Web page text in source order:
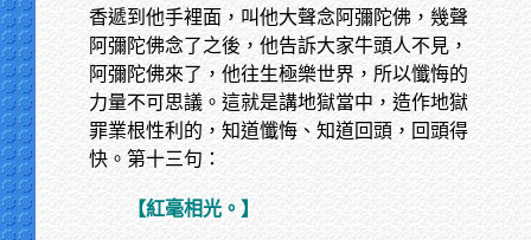
香遞到他手裡面，叫他大聲念阿彌陀佛，幾聲
阿彌陀佛念了之後，他告訴大家牛頭人不見，
阿彌陀佛來了，他往生極樂世界，所以懺悔的
力量不可思議。這就是講地獄當中，造作地獄
罪業根性利的，知道懺悔、知道回頭，回頭得
快。第十三句：
【紅毫相光。】